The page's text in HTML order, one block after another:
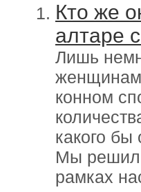
Кто же
алтаре
Лишь
женщинам
конном
какого
Мы
рамках